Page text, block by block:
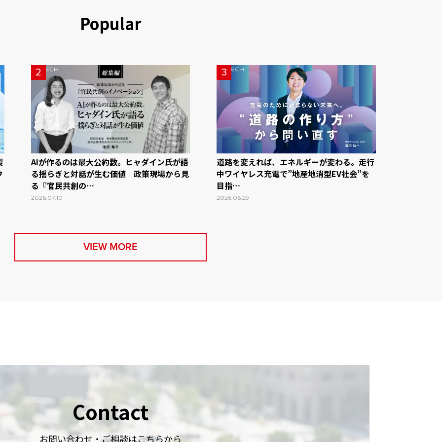
Popular
2
AIが作るのは最大公約数。ヒャダイン氏が語
る揺らぎと対話が生む価値｜政策現場から見
る『官民共創の…
2026.07.10
3
道路を変えれば、エネルギーが変わる。走行
中ワイヤレス充電で”地産地消型EV社会”を
目指…
2026.06.29
VIEW MORE
Contact
お問い合わせ・ご相談はこちらから